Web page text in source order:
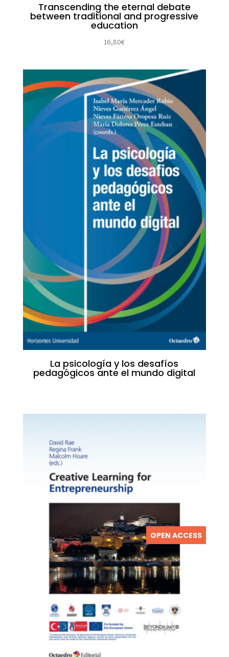
Transcending the eternal debate
between traditional and progressive
education
16,80€
La psicología y los desafíos
pedagógicos ante el mundo digital
OPEN ACCESS